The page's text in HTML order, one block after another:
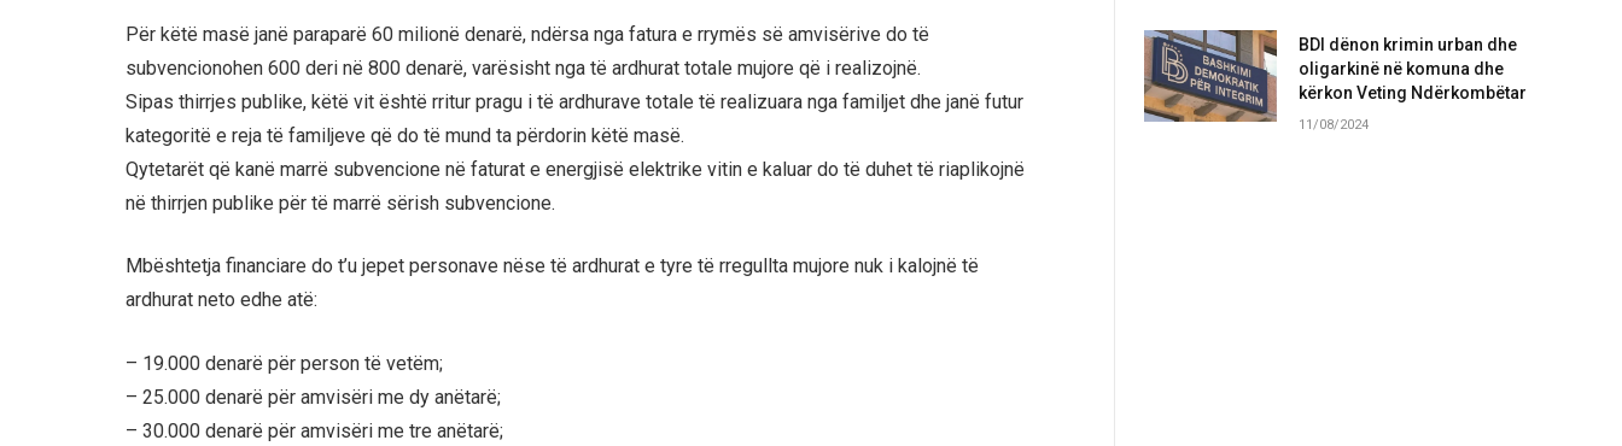
Për këtë masë janë paraparë 60 milionë denarë, ndërsa nga fatura e rrymës së amvisërive do të
subvencionohen 600 deri në 800 denarë, varësisht nga të ardhurat totale mujore që i realizojnë.
Sipas thirrjes publike, këtë vit është rritur pragu i të ardhurave totale të realizuara nga familjet dhe janë futur
kategoritë e reja të familjeve që do të mund ta përdorin këtë masë.
Qytetarët që kanë marrë subvencione në faturat e energjisë elektrike vitin e kaluar do të duhet të riaplikojnë
në thirrjen publike për të marrë sërish subvencione.
Mbështetja financiare do t’u jepet personave nëse të ardhurat e tyre të rregullta mujore nuk i kalojnë të
ardhurat neto edhe atë:
– 19.000 denarë për person të vetëm;
– 25.000 denarë për amvisëri me dy anëtarë;
– 30.000 denarë për amvisëri me tre anëtarë;
BDI dënon krimin urban dhe
oligarkinë në komuna dhe
kërkon Veting Ndërkombëtar
11/08/2024